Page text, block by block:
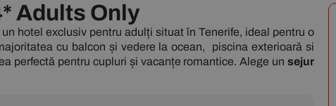
Adults Only
un hotel exclusiv pentru adulți situat înTenerife, ideal pentru o
cu balcon și vedere la ocean, piscina exterioară si
perfectă pentru cupluri și vacanțe romantice. Alege un sejur